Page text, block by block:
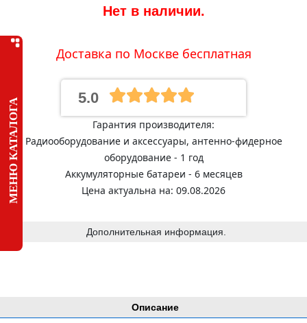
МЕНЮ КАТАЛОГА
Описание
Нет в наличии.
Доставка по Москве бесплатная
5.0
Гарантия производителя:
Радиооборудование и аксессуары, антенно-фидерное
оборудование - 1 год
Аккумуляторные батареи - 6 месяцев
Цена актуальна на: 09.08.2026
Дополнительная информация.